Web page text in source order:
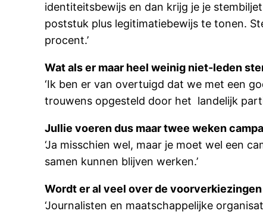
identiteitsbewijs en dan krijg je je
poststuk plus legitimatiebewijs te tonen.
procent.’
Wat als er maar heel weinig niet-leden
‘Ik ben er van overtuigd dat we met een
trouwens opgesteld door het landelijk
Jullie voeren dus maar twee weken
‘Ja misschien wel, maar je moet wel een
samen kunnen blijven werken.’
Wordt er al veel over de
‘Journalisten en maatschappelijke